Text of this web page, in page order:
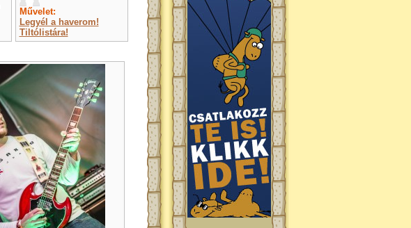
Művelet:
Legyél a haverom!
Tiltólistára!